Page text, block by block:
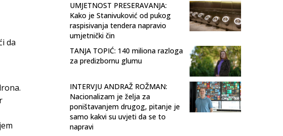
da
UMJETNOST PRESERAVANJA:
Kako je Stanivuković od pukog
raspisivanja tendera napravio
umjetnički čin
TANJA TOPIĆ: 140 miliona razloga
za predizbornu glumu
INTERVJU ANDRAŽ ROŽMAN:
Nacionalizam je želja za
poništavanjem drugog, pitanje je
samo kakvi su uvjeti da se to
napravi